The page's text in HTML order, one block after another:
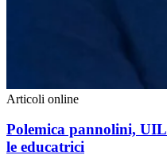
Articoli online
Polemica pannolini,
le educatrici